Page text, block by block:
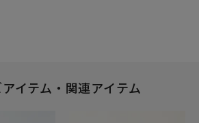
イテム・関連アイテム